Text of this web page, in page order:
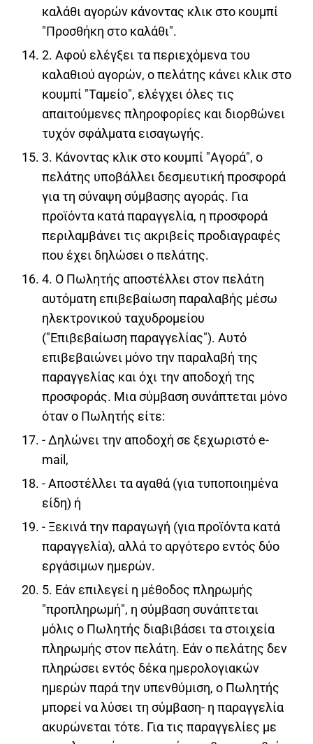
καλάθι αγορών κάνοντας κλικ στο κουμπί
"Προσθήκη στο καλάθι".
2. Αφού ελέγξει τα περιεχόμενα του
καλαθιού αγορών, ο πελάτης κάνει κλικ στο
κουμπί "Ταμείο", ελέγχει όλες τις
απαιτούμενες πληροφορίες και διορθώνει
τυχόν σφάλματα εισαγωγής.
3. Κάνοντας κλικ στο κουμπί "Αγορά", ο
πελάτης υποβάλλει δεσμευτική προσφορά
για τη σύναψη σύμβασης αγοράς. Για
προϊόντα κατά παραγγελία, η προσφορά
περιλαμβάνει τις ακριβείς προδιαγραφές
που έχει δηλώσει ο πελάτης.
4. Ο Πωλητής αποστέλλει στον πελάτη
αυτόματη επιβεβαίωση παραλαβής μέσω
ηλεκτρονικού ταχυδρομείου
("Επιβεβαίωση παραγγελίας"). Αυτό
επιβεβαιώνει μόνο την παραλαβή της
παραγγελίας και όχι την αποδοχή της
προσφοράς. Μια σύμβαση συνάπτεται μόνο
όταν ο Πωλητής είτε:
- Δηλώνει την αποδοχή σε ξεχωριστό e-
mail,
- Αποστέλλει τα αγαθά (για τυποποιημένα
είδη) ή
- Ξεκινά την παραγωγή (για προϊόντα κατά
παραγγελία), αλλά το αργότερο εντός δύο
εργάσιμων ημερών.
5. Εάν επιλεγεί η μέθοδος πληρωμής
"προπληρωμή", η σύμβαση συνάπτεται
μόλις ο Πωλητής διαβιβάσει τα στοιχεία
πληρωμής στον πελάτη. Εάν ο πελάτης δεν
πληρώσει εντός δέκα ημερολογιακών
ημερών παρά την υπενθύμιση, ο Πωλητής
μπορεί να λύσει τη σύμβαση- η παραγγελία
ακυρώνεται τότε. Για τις παραγγελίες με